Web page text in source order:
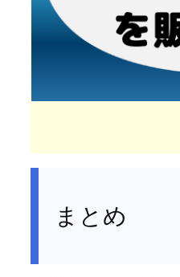
まとめ